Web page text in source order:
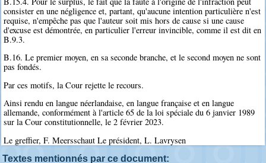
consister en une négligence et, partant, qu'aucune intention particulière n'est
requise, n'empêche pas que l'auteur soit mis hors de cause si une cause
d'excuse est démontrée, en particulier l'erreur invincible, comme il est dit en
B.9.3.
B.16. Le premier moyen, en sa seconde branche, et le second moyen ne sont
pas fondés.
Par ces motifs, la Cour rejette le recours.
Ainsi rendu en langue néerlandaise, en langue française et en langue
allemande, conformément à l'article 65 de la loi spéciale du 6 janvier 1989
sur la Cour constitutionnelle, le 2 février 2023.
Le greffier, F. Meersschaut Le président, L. Lavrysen
Textes mentionnés par ce document: